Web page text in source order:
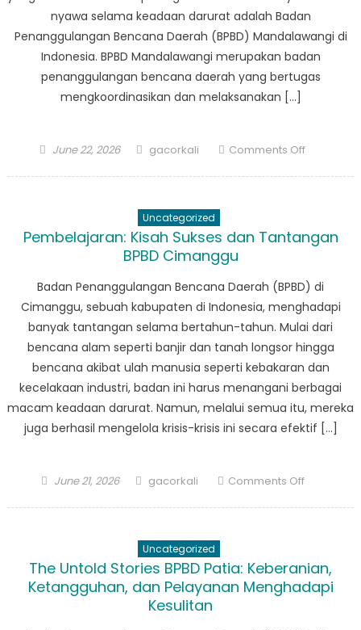
nyawa selama keadaan darurat adalah Badan
Penanggulangan Bencana Daerah (BPBD) Mandalawangi di
Indonesia. BPBD Mandalawangi merupakan badan
penanggulangan bencana daerah yang bertugas
mengkoordinasikan dan melaksanakan […]
Posted
June 22, 2026 Author
gacorkali Comments Offon
Nyawa
di
Saat
Krisis
Uncategorized
Pembelajaran: Kisah Sukses dan Tantangan
BPBD Cimanggu
Badan Penanggulangan Bencana Daerah (BPBD) di
Cimanggu, sebuah kabupaten di Indonesia, menghadapi
banyak tantangan selama bertahun-tahun. Mulai dari
bencana alam seperti banjir dan tanah longsor hingga
bencana akibat ulah manusia seperti kebakaran dan
kecelakaan industri, badan ini harus menangani berbagai
macam keadaan darurat. Namun, melalui semua itu, mereka
juga berhasil mengelola krisis-krisis ini secara efektif […]
Posted
June 21, 2026 Author
gacorkali Comments Offon
Tantangan
BPBD
Uncategorized
The Untold Stories BPBD Patia: Keberanian,
Ketangguhan, dan Pelayanan Menghadapi
Kesulitan